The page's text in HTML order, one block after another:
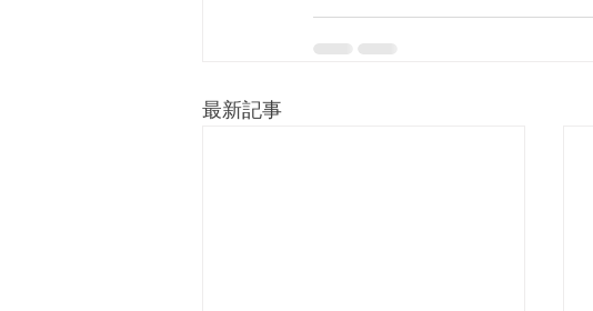
最新記事